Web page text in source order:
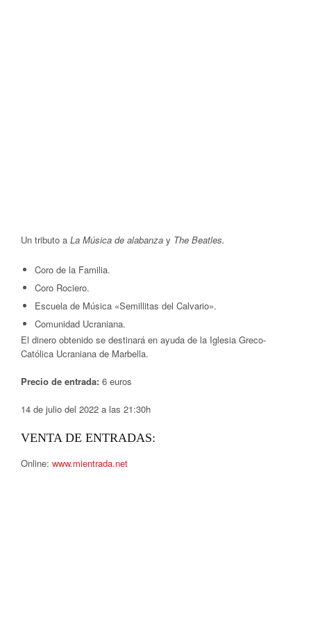
Un tributo a La Música de alabanza y The Beatles.
Coro de la Familia.
Coro Rociero.
Escuela de Música «Semillitas del Calvario».
Comunidad Ucraniana.
El dinero obtenido se destinará en ayuda de la Iglesia Greco-
Católica Ucraniana de Marbella.
Precio de entrada: 6 euros
14 de julio del 2022 a las 21:30h
VENTA DE ENTRADAS:
Online: www.mientrada.net